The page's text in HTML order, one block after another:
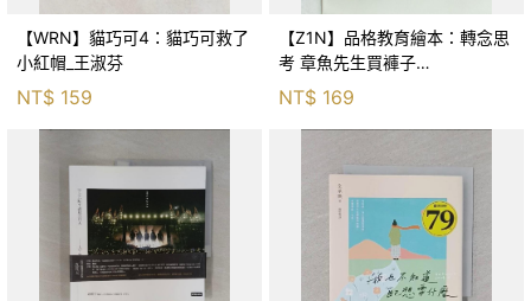
【WRN】貓巧可4：貓巧可救了
小紅帽_王淑芬
NT$ 159
【Z1N】品格教育繪本：轉念思
考 章魚先生買褲子
(Octopants)_蘇西‧西尼爾, 黃筱
NT$ 169